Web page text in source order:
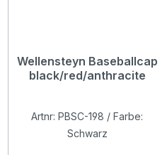
Wellensteyn Baseballcap
black/red/anthracite
Artnr: PBSC-198 / Farbe:
Schwarz